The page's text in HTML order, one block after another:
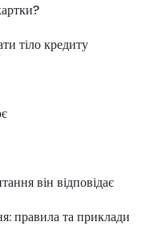
тіло кредиту
він відповідає
правила та приклади